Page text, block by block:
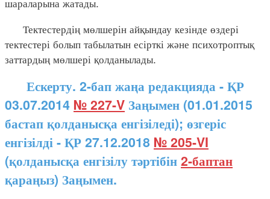
Тектестердің мөлшерін айқындау кезінде өздері
тектестері болып табылатын есірткі және психотроптық
заттардың мөлшері қолданылады.
Ескерту. 2-бап жаңа редакцияда - ҚР
03.07.2014 № 227-V Заңымен (01.01.2015
бастап қолданысқа енгізіледі); өзгеріс
енгізілді - ҚР 27.12.2018 № 205-VI
(қолданысқа енгізілу тәртібін2-баптан
қараңыз) Заңымен.